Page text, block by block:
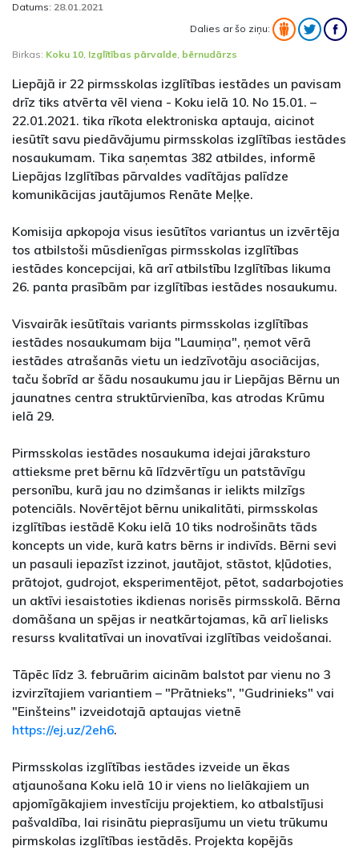
Datums: 28.01.2021
Dalies ar šo ziņu:
Birkas: Koku 10, Izglītības pārvalde, bērnudārzs
Liepājā ir 22 pirmsskolas izglītības iestādes un pavisam
drīz tiks atvērta vēl viena - Koku ielā 10. No 15.01. –
22.01.2021. tika rīkota elektroniska aptauja, aicinot
iesūtīt savu piedāvājumu pirmsskolas izglītības iestādes
nosaukumam. Tika saņemtas 382 atbildes, informē
Liepājas Izglītības pārvaldes vadītājas palīdze
komunikācijas jautājumos Renāte Meļķe.
Komisija apkopoja visus iesūtītos variantus un izvērtēja
tos atbilstoši mūsdienīgas pirmsskolas izglītības
iestādes koncepcijai, kā arī atbilstību Izglītības likuma
26. panta prasībām par izglītības iestādes nosaukumu.
Visvairāk iesūtītais variants pirmsskolas izglītības
iestādes nosaukumam bija "Laumiņa", ņemot vērā
iestādes atrašanās vietu un iedzīvotāju asociācijas,
taču šobrīd ar šādu nosaukumu jau ir Liepājas Bērnu un
jaunatnes centra struktūrvienība, kas atrodas Krūmu
ielā 29.
Pirmsskolas iestādes nosaukuma idejai jāraksturo
attieksme pret bērnu kā līdzvērtīgu un patstāvīgu
personību, kurā jau no dzimšanas ir ielikts milzīgs
potenciāls. Novērtējot bērnu unikalitāti, pirmsskolas
izglītības iestādē Koku ielā 10 tiks nodrošināts tāds
koncepts un vide, kurā katrs bērns ir indivīds. Bērni sevi
un pasauli iepazīst izzinot, jautājot, stāstot, kļūdoties,
prātojot, gudrojot, eksperimentējot, pētot, sadarbojoties
un aktīvi iesaistoties ikdienas norisēs pirmsskolā. Bērna
domāšana un spējas ir neatkārtojamas, kā arī lielisks
resurss kvalitatīvai un inovatīvai izglītības veidošanai.
Tāpēc līdz 3. februārim aicinām balstot par vienu no 3
izvirzītajiem variantiem – "Prātnieks", "Gudrinieks" vai
"Einšteins" izveidotajā aptaujas vietnē
https://ej.uz/2eh6.
Pirmsskolas izglītības iestādes izveide un ēkas
atjaunošana Koku ielā 10 ir viens no lielākajiem un
apjomīgākajiem investīciju projektiem, ko atbalstījusi
pašvaldība, lai risinātu pieprasījumu un vietu trūkumu
pirmskolas izglītības iestādēs. Projekta kopējās